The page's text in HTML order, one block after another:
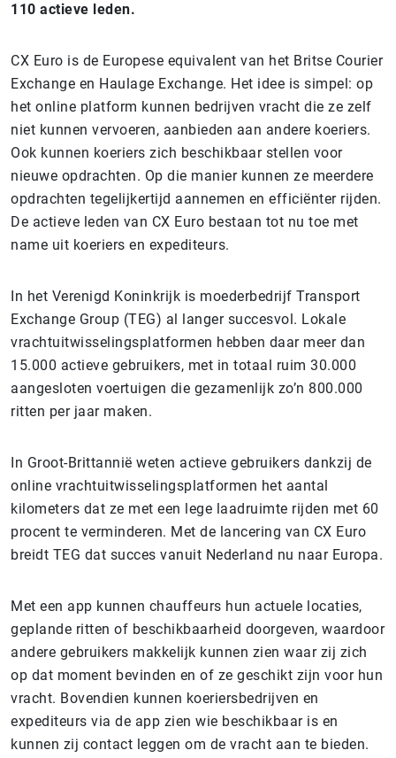
110 actieve leden.
CX Euro is de Europese equivalent van het Britse Courier
Exchange en Haulage Exchange. Het idee is simpel: op
het online platform kunnen bedrijven vracht die ze zelf
niet kunnen vervoeren, aanbieden aan andere koeriers.
Ook kunnen koeriers zich beschikbaar stellen voor
nieuwe opdrachten. Op die manier kunnen ze meerdere
opdrachten tegelijkertijd aannemen en efficiënter rijden.
De actieve leden van CX Euro bestaan tot nu toe met
name uit koeriers en expediteurs.
In het Verenigd Koninkrijk is moederbedrijf Transport
Exchange Group (TEG) al langer succesvol. Lokale
vrachtuitwisselingsplatformen hebben daar meer dan
15.000 actieve gebruikers, met in totaal ruim 30.000
aangesloten voertuigen die gezamenlijk zo’n 800.000
ritten per jaar maken.
In Groot-Brittannië weten actieve gebruikers dankzij de
online vrachtuitwisselingsplatformen het aantal
kilometers dat ze met een lege laadruimte rijden met 60
procent te verminderen. Met de lancering van CX Euro
breidt TEG dat succes vanuit Nederland nu naar Europa.
Met een app kunnen chauffeurs hun actuele locaties,
geplande ritten of beschikbaarheid doorgeven, waardoor
andere gebruikers makkelijk kunnen zien waar zij zich
op dat moment bevinden en of ze geschikt zijn voor hun
vracht. Bovendien kunnen koeriersbedrijven en
expediteurs via de app zien wie beschikbaar is en
kunnen zij contact leggen om de vracht aan te bieden.